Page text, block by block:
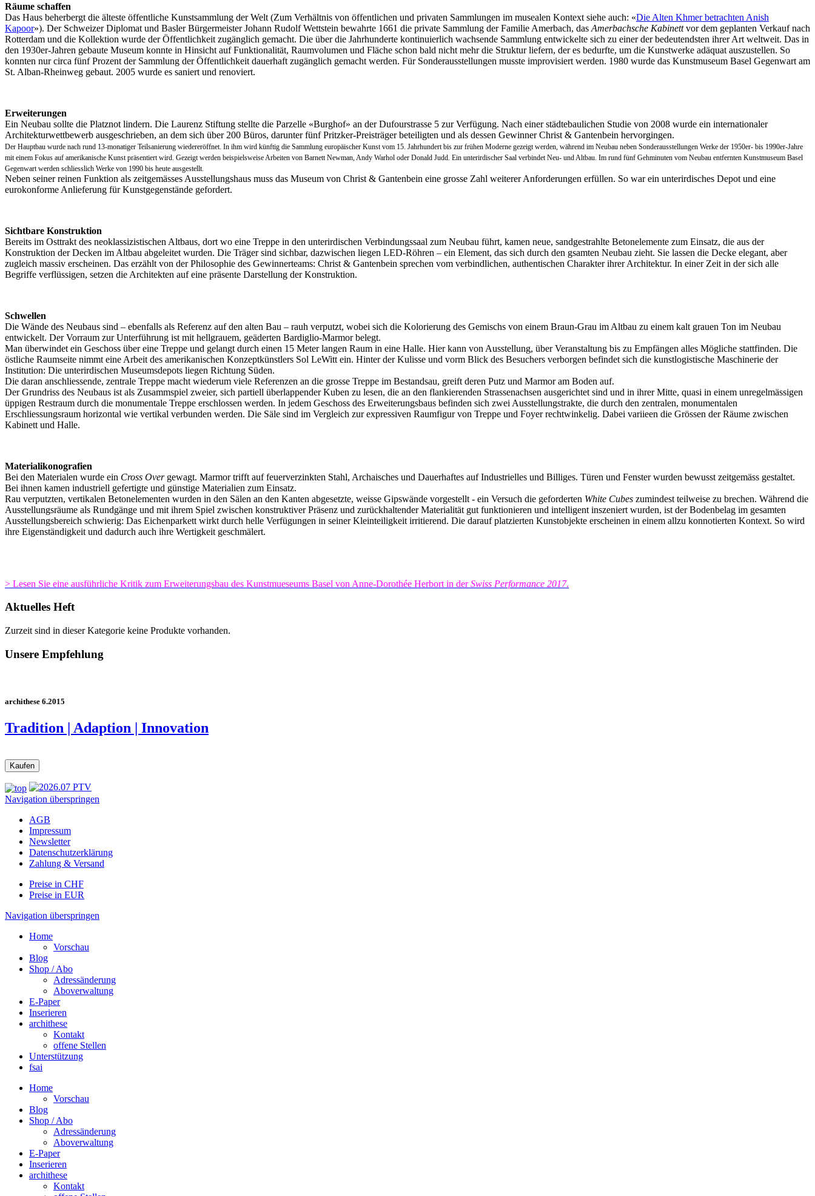
Räume schaffen
Das Haus beherbergt die älteste öffentliche Kunstsammlung der Welt (Zum Verhältnis von öffentlichen und privaten Sammlungen im musealen Kontext siehe auch: «Die Alten Khmer betrachten Anish
Kapoor»). Der Schweizer Diplomat und Basler Bürgermeister Johann Rudolf Wettstein bewahrte 1661 die private Sammlung der Familie Amerbach, das Amerbachsche Kabinettvor dem geplanten Verkauf nach
Rotterdam und die Kollektion wurde der Öffentlichkeit zugänglich gemacht. Die über die Jahrhunderte kontinuierlich wachsende Sammlung entwickelte sich zu einer der bedeutendsten ihrer Art weltweit. Das in
den 1930er-Jahren gebaute Museum konnte in Hinsicht auf Funktionalität, Raumvolumen und Fläche schon bald nicht mehr die Struktur liefern, der es bedurfte, um die Kunstwerke adäquat auszustellen. So
konnten nur circa fünf Prozent der Sammlung der Öffentlichkeit dauerhaft zugänglich gemacht werden. Für Sonderausstellungen musste improvisiert werden. 1980 wurde das Kunstmuseum Basel Gegenwart am
St. Alban-Rheinweg gebaut. 2005 wurde es saniert und renoviert.
Erweiterungen
Ein Neubau sollte die Platznot lindern. Die Laurenz Stiftung stellte die Parzelle «Burghof» an der Dufourstrasse 5 zur Verfügung. Nach einer städtebaulichen Studie von 2008 wurde ein internationaler
Architekturwettbewerb ausgeschrieben, an dem sich über 200 Büros, darunter fünf Pritzker-Preisträger beteiligten und als dessen Gewinner Christ & Gantenbein hervorgingen.
Der Hauptbau wurde nach rund 13-monatiger Teilsanierung wiedereröffnet. In ihm wird künftig die Sammlung europäischer Kunst vom 15. Jahrhundert bis zur frühen Moderne gezeigt werden, während im Neubau neben Sonderausstellungen Werke der 1950er- bis 1990er-Jahre
mit einem Fokus auf amerikanische Kunst präsentiert wird. Gezeigt werden beispielsweise Arbeiten von Barnett Newman, Andy Warhol oder Donald Judd. Ein unterirdischer Saal verbindet Neu- und Altbau. Im rund fünf Gehminuten vom Neubau entfernten Kunstmuseum Basel
Gegenwart werden schliesslich Werke von 1990 bis heute ausgestellt.
Neben seiner reinen Funktion als zeitgemässes Ausstellungshaus muss das Museum von Christ & Gantenbein eine grosse Zahl weiterer Anforderungen erfüllen. So war ein unterirdisches Depot und eine
eurokonforme Anlieferung für Kunstgegenstände gefordert.
Sichtbare Konstruktion
Bereits im Osttrakt des neoklassizistischen Altbaus, dort wo eine Treppe in den unterirdischen Verbindungssaal zum Neubau führt, kamen neue, sandgestrahlte Betonelemente zum Einsatz, die aus der
Konstruktion der Decken im Altbau abgeleitet wurden. Die Träger sind sichbar, dazwischen liegen LED-Röhren – ein Element, das sich durch den gsamten Neubau zieht. Sie lassen die Decke elegant, aber
zugleich massiv erscheinen. Das erzählt von der Philosophie des Gewinnerteams: Christ & Gantenbein sprechen vom verbindlichen, authentischen Charakter ihrer Architektur. In einer Zeit in der sich alle
Begriffe verflüssigen, setzen die Architekten auf eine präsente Darstellung der Konstruktion.
Schwellen
Die Wände des Neubaus sind – ebenfalls als Referenz auf den alten Bau – rauh verputzt, wobei sich die Kolorierung des Gemischs von einem Braun-Grau im Altbau zu einem kalt grauen Ton im Neubau
entwickelt. Der Vorraum zur Unterführung ist mit hellgrauem, geäderten Bardiglio-Marmor belegt.
Man überwindet ein Geschoss über eine Treppe und gelangt durch einen 15 Meter langen Raum in eine Halle. Hier kann von Ausstellung, über Veranstaltung bis zu Empfängen alles Mögliche stattfinden. Die
östliche Raumseite nimmt eine Arbeit des amerikanischen Konzeptkünstlers Sol LeWitt ein. Hinter der Kulisse und vorm Blick des Besuchers verborgen befindet sich die kunstlogistische Maschinerie der
Institution: Die unterirdischen Museumsdepots liegen Richtung Süden.
Die daran anschliessende, zentrale Treppe macht wiederum viele Referenzen an die grosse Treppe im Bestandsau, greift deren Putz und Marmor am Boden auf.
Der Grundriss des Neubaus ist als Zusammspiel zweier, sich partiell überlappender Kuben zu lesen, die an den flankierenden Strassenachsen ausgerichtet sind und in ihrer Mitte, quasi in einem unregelmässigen
üppigen Restraum durch die monumentale Treppe erschlossen werden. In jedem Geschoss des Erweiterungsbaus befinden sich zwei Ausstellungstrakte, die durch den zentralen, monumentalen
Erschliessungsraum horizontal wie vertikal verbunden werden. Die Säle sind im Vergleich zur expressiven Raumfigur von Treppe und Foyer rechtwinkelig. Dabei variieen die Grössen der Räume zwischen
Kabinett und Halle.
Materialikonografien
Bei den Materialen wurde ein Cross Overgewagt. Marmor trifft auf feuerverzinkten Stahl, Archaisches und Dauerhaftes auf Industrielles und Billiges. Türen und Fenster wurden bewusst zeitgemäss gestaltet.
Bei ihnen kamen industriell gefertigte und günstige Materialien zum Einsatz.
Rau verputzten, vertikalen Betonelementen wurden in den Sälen an den Kanten abgesetzte, weisse Gipswände vorgestellt - ein Versuch die geforderten White Cubes zumindest teilweise zu brechen. Während die
Ausstellungsräume als Rundgänge und mit ihrem Spiel zwischen konstruktiver Präsenz und zurückhaltender Materialität gut funktionieren und intelligent inszeniert wurden, ist der Bodenbelag im gesamten
Ausstellungsbereich schwierig: Das Eichenparkett wirkt durch helle Verfügungen in seiner Kleinteiligkeit irritierend. Die darauf platzierten Kunstobjekte erscheinen in einem allzu konnotierten Kontext. So wird
ihre Eigenständigkeit und dadurch auch ihre Wertigkeit geschmälert.
> Lesen Sie eine ausführliche Kritik zum Erweiterungsbau des Kunstmueseums Basel von Anne-Dorothée Herbort in derSwiss Performance 2017.
Aktuelles Heft
Zurzeit sind in dieser Kategorie keine Produkte vorhanden.
Unsere Empfehlung
archithese 6.2015
Tradition | Adaption | Innovation
Navigation überspringen
AGB
Impressum
Newsletter
Datenschutzerklärung
Zahlung & Versand
Preise in CHF
Preise in EUR
Navigation überspringen
Home
Vorschau
Blog
Shop / Abo
Adressänderung
Aboverwaltung
E-Paper
Inserieren
archithese
Kontakt
offene Stellen
Unterstützung
fsai
Home
Vorschau
Blog
Shop / Abo
Adressänderung
Aboverwaltung
E-Paper
Inserieren
archithese
Kontakt